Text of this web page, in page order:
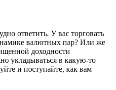
ответить. У вас торговать
валютных пар? Или же
доходности
укладываться в какую-то
и поступайте, как вам